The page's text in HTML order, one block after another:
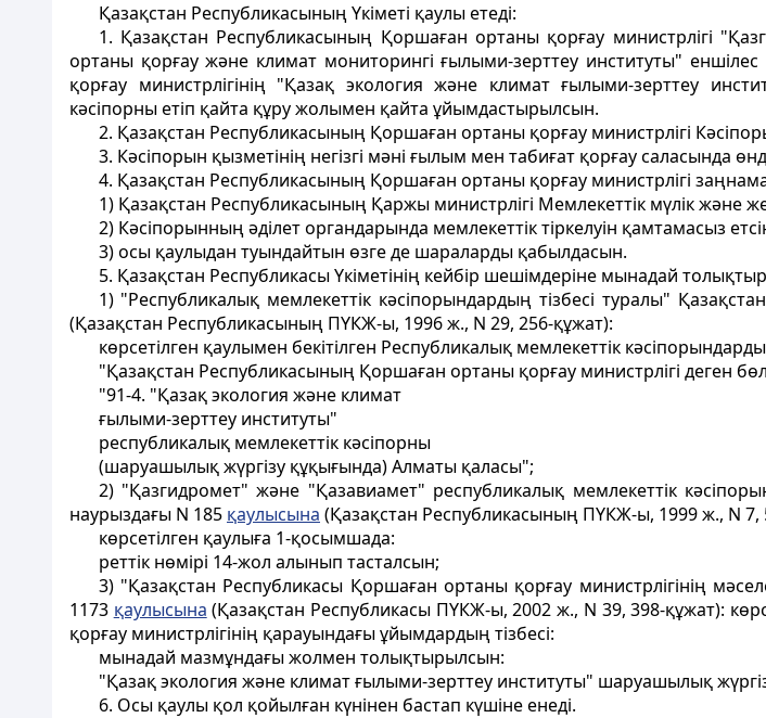
Қазақстан Республикасының Үкiметi қаулы етеді:
1. Қазақстан Республикасының Қоршаған ортаны қорғау министрлiгi
ортаны қорғау және климат мониторингi ғылыми-зерттеу институты"
қорғау министрлiгiнiң "Қазақ экология және климат ғылыми-зерттеу
кәсіпорны етіп қайта құру жолымен қайта ұйымдастырылсын.
2. Қазақстан Республикасының Қоршаған ортаны қорғау министрлігi
3. Кәсiпорын қызметiнiң негiзгi мәнi ғылым мен табиғат қорғау саласында
4. Қазақстан Республикасының Қоршаған ортаны қорғау министрлiгі
1) Қазақстан Республикасының Қаржы министрлiгi Мемлекеттік мүлiк
2) Кәсiпорынның әдiлет органдарында мемлекеттік тіркелуін қамтамасыз
3) осы қаулыдан туындайтын өзге де шараларды қабылдасын.
5. Қазақстан Республикасы Yкiметiнiң кейбiр шешiмдерiне мынадай
1) "Республикалық мемлекеттік кәсiпорындардың тiзбесi туралы"
(Қазақстан Республикасының ПҮКЖ-ы, 1996 ж., N 29, 256-құжат):
көрсетiлген қаулымен бекiтiлген Республикалық мемлекеттік
"Қазақстан Республикасының Қоршаған ортаны қорғау министрлiгi деген
"91-4. "Қазақ экология және климат
ғылыми-зерттеу институты"
республикалық мемлекеттік кәсіпорны
(шаруашылық жүргізу құқығында) Алматы қаласы";
2) "Қазгидромет" және "Қазавиамет" республикалық мемлекеттік
наурыздағы N 185 қаулысына (Қазақстан Республикасының ПҮКЖ-ы, 1999 ж., N 7,
көрсетілген қаулыға 1-қосымшада:
реттік нөмірі 14-жол алынып тасталсын;
3) "Қазақстан Республикасы Қоршаған ортаны қорғау министрлігінің
1173 қаулысына (Қазақстан Республикасы ПҮКЖ-ы, 2002 ж., N 39, 398-құжат):
қорғау министрлігінің қарауындағы ұйымдардың тізбесі:
мынадай мазмұндағы жолмен толықтырылсын:
"Қазақ экология және климат ғылыми-зерттеу институты" шаруашылық
6. Осы қаулы қол қойылған күнінен бастап күшіне енеді.